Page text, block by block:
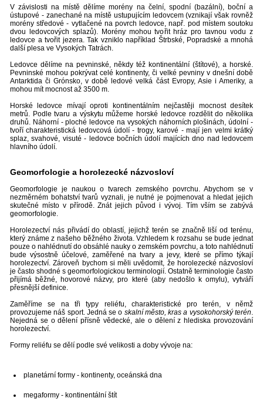
V závislosti na místě dělíme morény na čelní, spodní (bazální), boční a
ústupové - zanechané na místě ustupujícím ledovcem (vznikají však rovněž
morény středové - vytlačené na povrch ledovce, např. pod místem soutoku
dvou ledovcových splazů). Morény mohou tvořit hráz pro tavnou vodu z
ledovce a tvořit jezera. Tak vzniklo například Štrbské, Popradské a mnohá
další plesa ve Vysokých Tatrách.
Ledovce dělíme na pevninské, někdy též kontinentální (štítové), a horské.
Pevninské mohou pokrývat celé kontinenty, či velké pevniny v dnešní době
Antarktida či Grónsko, v době ledové velká část Evropy, Asie i Ameriky, a
mohou mít mocnost až 3500 m.
Horské ledovce mívají oproti kontinentálním nejčastěji mocnost desítek
metrů. Podle tvaru a výskytu můžeme horské ledovce rozdělit do několika
druhů. Náhorní - ploché ledovce na vysokých náhorních plošinách, údolní -
tvoří charakteristická ledovcová údolí - trogy, karové - mají jen velmi krátký
splaz, svahové, visuté - ledovce bočních údolí majících dno nad ledovcem
hlavního údolí.
Geomorfologie a horolezecké názvosloví
Geomorfologie je naukou o tvarech zemského povrchu. Abychom se v
nezměrném bohatství tvarů vyznali, je nutné je pojmenovat a hledat jejich
skutečné místo v přírodě. Znát jejich původ i vývoj. Tím vším se zabývá
geomorfologie.
Horolezectví nás přivádí do oblastí, jejichž terén se značně liší od terénu,
který známe z našeho běžného života. Vzhledem k rozsahu se bude jednat
pouze o nahlédnutí do obsáhlé nauky o zemském povrchu, a toto nahlédnutí
bude výsostně účelové, zaměřené na tvary a jevy, které se přímo týkají
horolezectví. Zároveň bychom si měli uvědomit, že horolezecké názvosloví
je často shodné s geomorfologickou terminologií. Ostatně terminologie často
přijímá běžné, hovorové názvy, pro které (aby nedošlo k omylu), vytváří
přesnější definice.
Zaměříme se na tři typy reliéfu, charakteristické pro terén, v němž
provozujeme náš sport. Jedná se o skalní město, kras a vysokohorský terén.
Nejedná se o dělení přísně vědecké, ale o dělení z hlediska provozování
horolezectví.
Formy reliéfu se dělí podle své velikosti a doby vývoje na:
planetární formy - kontinenty, oceánská dna
megaformy - kontinentální štít